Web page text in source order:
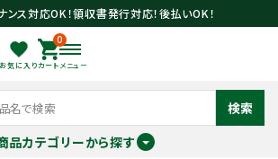
ンス対応OK！領収書発行対応！後払いOK！
お気に入り
0
カート メニュー
検索
品カテゴリーから探す